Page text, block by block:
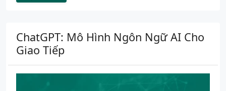
ChatGPT: Mô Hình Ngôn Ngữ AI Cho
Giao Tiếp